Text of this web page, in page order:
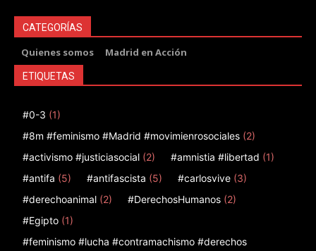
CATEGORÍAS
Quienes somos Madrid en Acción
ETIQUETAS
#0-3 (1)
#8m #feminismo #Madrid #movimienrosociales (2)
#activismo #justiciasocial (2) #amnistia #libertad (1)
#antifa (5) #antifascista (5) #carlosvive (3)
#derechoanimal (2) #DerechosHumanos (2)
#Egipto (1)
#feminismo #lucha #contramachismo #derechos